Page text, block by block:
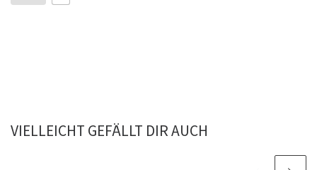
VIELLEICHT GEFÄLLT DIR AUCH